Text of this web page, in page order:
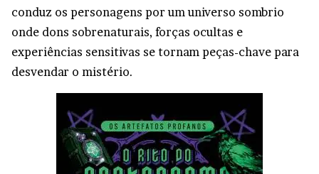
conduz os personagens por um universo sombrio
onde dons sobrenaturais, forças ocultas e
experiências sensitivas se tornam peças-chave para
desvendar o mistério.